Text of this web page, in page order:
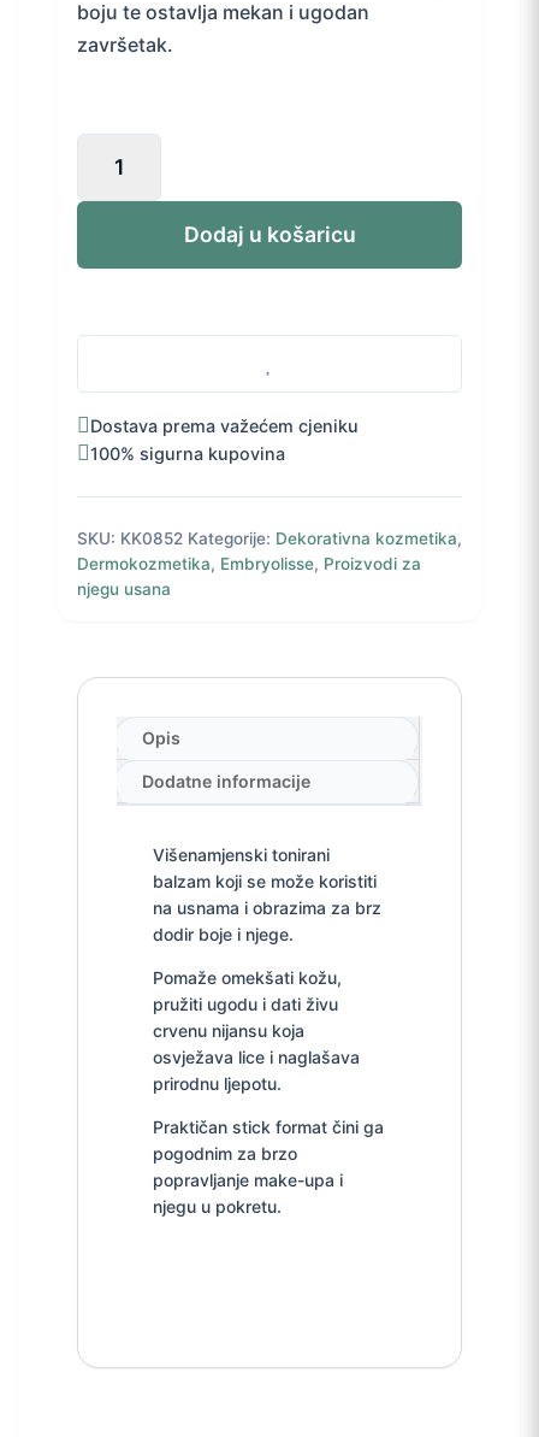
boju te ostavlja mekan i ugodan
završetak.
Color
Balm
Red
Dodaj u košaricu
Dostava prema važećem cjeniku
100% sigurna kupovina
SKU: KK0852 Kategorije: Dekorativna kozmetika,
Dermokozmetika, Embryolisse, Proizvodi za
njegu usana
Opis
Dodatne informacije
Višenamjenski tonirani
balzam koji se može koristiti
na usnama i obrazima za brz
dodir boje i njege.
Pomaže omekšati kožu,
pružiti ugodu i dati živu
crvenu nijansu koja
osvježava lice i naglašava
prirodnu ljepotu.
Praktičan stick format čini ga
pogodnim za brzo
popravljanje make-upa i
njegu u pokretu.